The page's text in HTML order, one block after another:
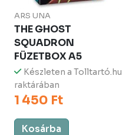
ARS UNA
THE GHOST
SQUADRON
FÜZETBOX A5
Készleten a Tolltartó.hu
raktárában
1 450 Ft
Kosárba